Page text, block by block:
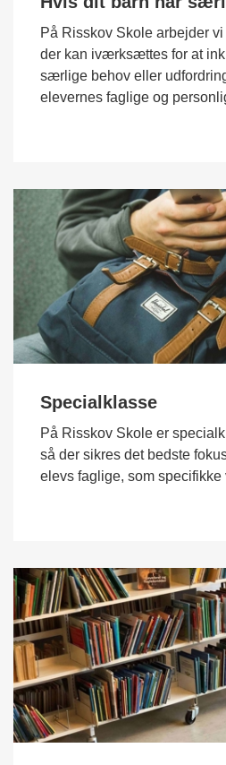
På Risskov Skole arbejder
der kan iværksættes for at
særlige behov eller
elevernes faglige og
Specialklasse
På Risskov Skole er
så der sikres det bedste
elevs faglige, som specifikke